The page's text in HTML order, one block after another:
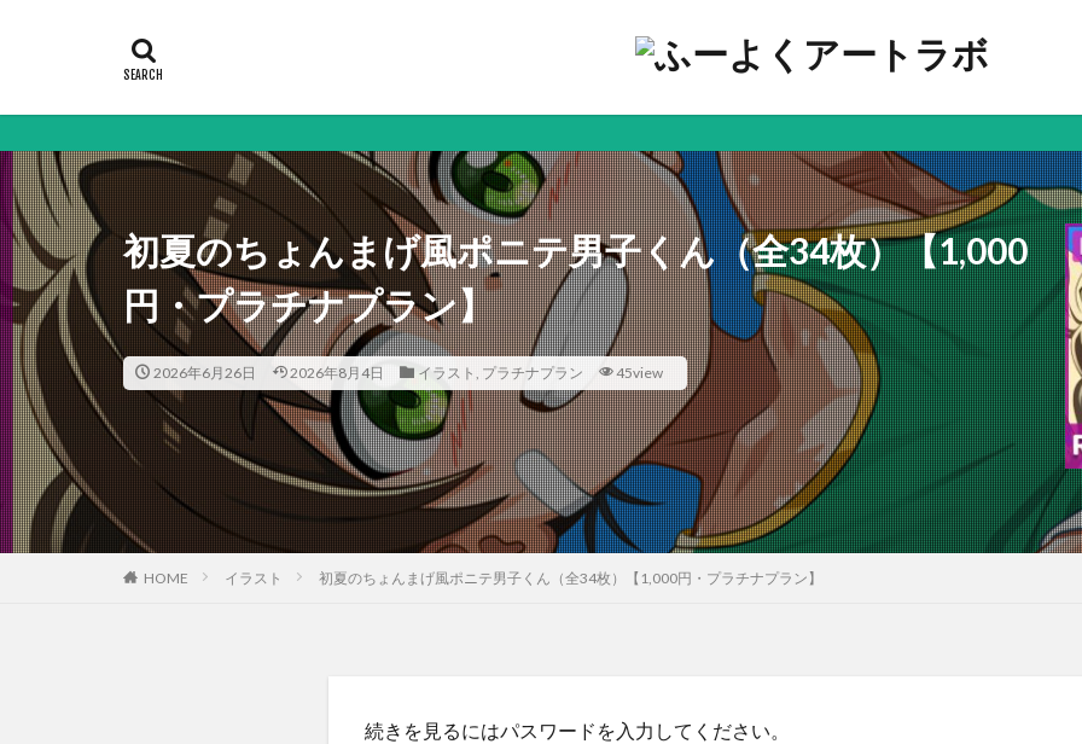
初夏のちょんまげ風ポニテ男子くん（全34枚）【1,000
円・プラチナプラン】
2026年6月26日 2026年8月4日 イラスト , プラチナプラン 45view
HOME イラスト 初夏のちょんまげ風ポニテ男子くん（全34枚）【1,000円・プラチナプラン】
続きを見るにはパスワードを入力してください。